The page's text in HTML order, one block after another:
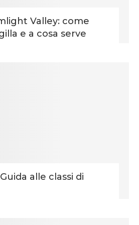
Valley: come
e a cosa serve
alle classi di